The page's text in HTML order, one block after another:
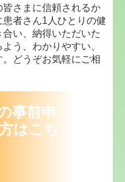
なく、来られた車内に
めました。
わせ下さい。
対する、舌下免疫療
めました。
下免疫療法（ミティ
。
さまに信頼されるか
者さん1人ひとりの健
い、納得いただいた
う、わかりやすい、
どうぞお気軽にご相
事前申
はこち